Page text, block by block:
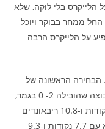
בלי לוקה, שלא
החל ממחר בבוקר ויוכל
על הלייקרס הרבה
. הבחירה הראשונה של
דראפט 2018 היה ב-2021 שחקן מרכזזי בקבוצה שהובילה 2- 0 בגמר,
אבל אחרי סדרה טובה נגד יוסטון עם 11.8 נקודות ו-10.8 ריבאונדים
למשחק ב-60.4% מהשדה, נגד הת'אנדר הוא עם 7.7 נקודות ו-9.3